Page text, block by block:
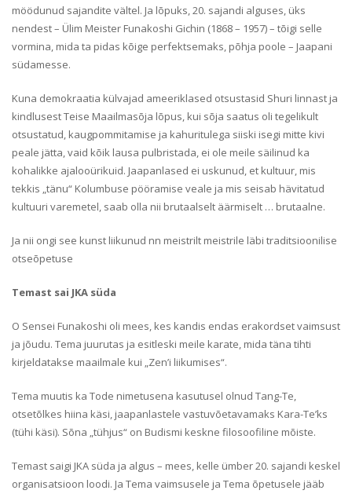
möödunud sajandite vältel. Ja lõpuks, 20. sajandi alguses, üks
nendest – Ülim Meister Funakoshi Gichin (1868 – 1957) – tõigi selle
vormina, mida ta pidas kõige perfektsemaks, põhja poole – Jaapani
südamesse.
Kuna demokraatia külvajad ameeriklased otsustasid Shuri linnast ja
kindlusest Teise Maailmasõja lõpus, kui sõja saatus oli tegelikult
otsustatud, kaugpommitamise ja kahuritulega siiski isegi mitte kivi
peale jätta, vaid kõik lausa pulbristada, ei ole meile säilinud ka
kohalikke ajalooürikuid. Jaapanlased ei uskunud, et kultuur, mis
tekkis „tänu“ Kolumbuse pööramise veale ja mis seisab hävitatud
kultuuri varemetel, saab olla nii brutaalselt äärmiselt … brutaalne.
Ja nii ongi see kunst liikunud nn meistrilt meistrile läbi traditsioonilise
otseõpetuse
Temast sai JKA süda
O Sensei Funakoshi oli mees, kes kandis endas erakordset vaimsust
ja jõudu. Tema juurutas ja esitleski meile karate, mida täna tihti
kirjeldatakse maailmale kui „Zen’i liikumises“.
Tema muutis ka Tode nimetusena kasutusel olnud Tang-Te,
otsetõlkes hiina käsi, jaapanlastele vastuvõetavamaks Kara-Te’ks
(tühi käsi). Sõna „tühjus“ on Budismi keskne filosoofiline mõiste.
Temast saigi JKA süda ja algus – mees, kelle ümber 20. sajandi keskel
organisatsioon loodi. Ja Tema vaimsusele ja Tema õpetusele jääb